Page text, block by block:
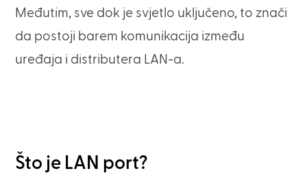
Međutim, sve dok je svjetlo uključeno, to znači
da postoji barem komunikacija između
uređaja i distributera LAN-a.
Što je LAN port?